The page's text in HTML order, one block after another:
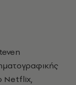
Netflix,